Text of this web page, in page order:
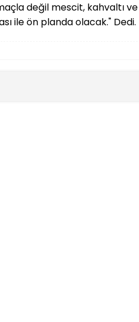
değil mescit, kahvaltı
ile ön planda olacak." Dedi.